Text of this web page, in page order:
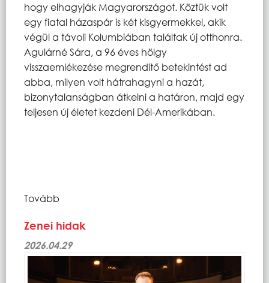
hogy elhagyják Magyarországot. Köztük volt
egy fiatal házaspár is két kisgyermekkel, akik
végül a távoli Kolumbiában találtak új otthonra.
Agulárné Sára, a 96 éves hölgy
visszaemlékezése megrendítő betekintést ad
abba, milyen volt hátrahagyni a hazát,
bizonytalanságban átkelni a határon, majd egy
teljesen új életet kezdeni Dél-Amerikában.
Tovább
Zenei hidak
2026.04.29